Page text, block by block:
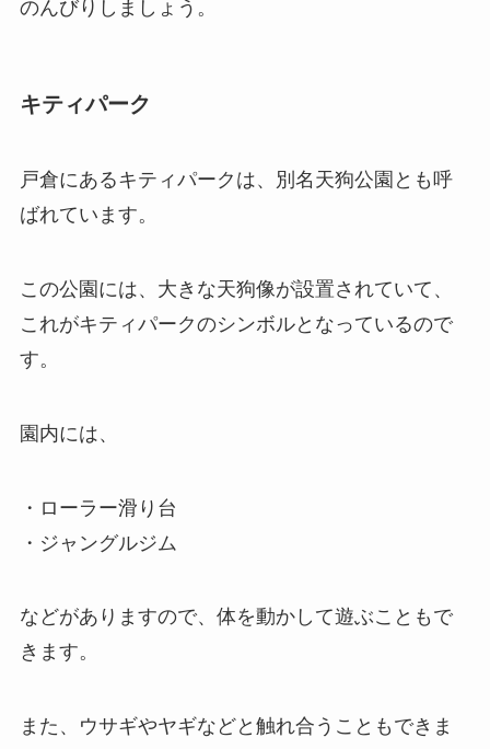
のんびりしましょう。
キティパーク
戸倉にあるキティパークは、別名天狗公園とも呼
ばれています。
この公園には、大きな天狗像が設置されていて、
これがキティパークのシンボルとなっているので
す。
園内には、
・ローラー滑り台
・ジャングルジム
などがありますので、体を動かして遊ぶこともで
きます。
また、ウサギやヤギなどと触れ合うこともできま